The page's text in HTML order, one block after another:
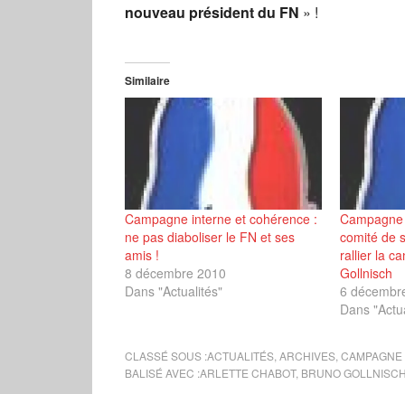
nouveau président du FN » !
Similaire
Campagne interne et cohérence :
ne pas diaboliser le FN et ses
amis !
8 décembre 2010
Dans "Actualités"
comité de
rallier la
Gollnisch
6
Dans
CLASSÉ SOUS :ACTUALITÉS ARCHIVES
BALISÉ AVEC :ARLETTE CHABOT, BRUNO